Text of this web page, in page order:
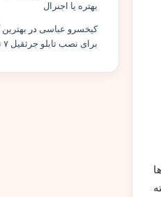
بهتره یا اجنرال
کیخسرو عباسی در بهترین
برای نصب تابلو جرثقیل ۷ تن